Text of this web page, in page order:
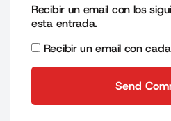
Recibir un email con los
esta entrada.
Recibir un email con
Send